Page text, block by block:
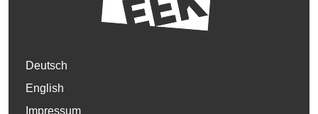
Deutsch
English
Impressum